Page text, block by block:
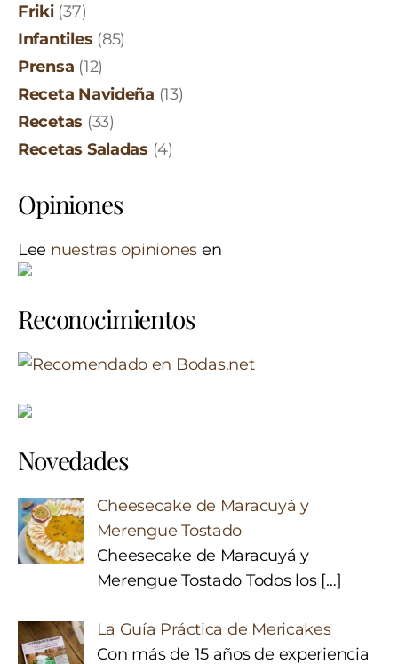
Friki(37)
Infantiles (85)
Prensa (12)
Receta Navideña (13)
Recetas (33)
Recetas Saladas (4)
Opiniones
Lee nuestras opiniones en
Reconocimientos
Novedades
Cheesecake de Maracuyá y
Merengue Tostado
Cheesecake de Maracuyá y
Merengue Tostado Todos los […]
La Guía Práctica de Mericakes
Con más de 15 años de experiencia